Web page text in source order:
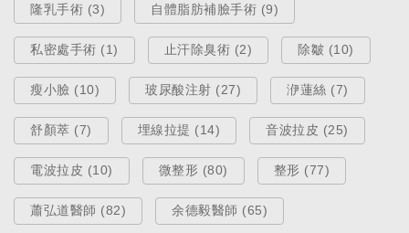
隆乳手術 (3) 自體脂肪補臉手術 (9)
私密處手術 (1) 止汗除臭術 (2) 除皺 (10)
瘦小臉 (10) 玻尿酸注射 (27) 洢蓮絲 (7)
舒顏萃 (7) 埋線拉提 (14) 音波拉皮 (25)
電波拉皮 (10) 微整形 (80) 整形 (77)
蕭弘道醫師 (82) 余德毅醫師 (65)